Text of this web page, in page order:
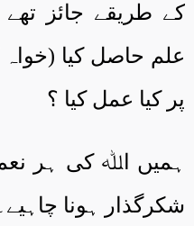
علم حاصل کیا
پر کیا عمل کیا ؟
ہمیں اﷲ کی ہر
شکرگذار ہونا